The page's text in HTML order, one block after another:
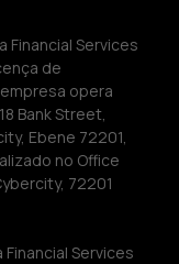
Financial Services
de
opera
Bank Street,
Ebene 72201,
no Office
72201
Services